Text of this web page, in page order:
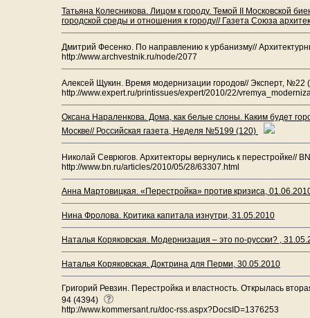
Татьяна Колесникова. Лицом к городу. Темой II Московской
городской среды и отношения к городу// Газета Союза
Дмитрий Фесенко. По направлению к урбанизму//
http://www.archvestnik.ru/node/2077
Алексей Щукин. Время модернизации городов// Эксперт, №22
http://www.expert.ru/printissues/expert/2010/22/
Оксана Нараленкова. Дома, как белые слоны. Каким будет
Москве// Российская газета, Неделя №5199 (120)
Николай Севрюгов. Архитекторы вернулись к перестройке//
http://www.bn.ru/articles/2010/05/28/63307.html
Анна Мартовицкая. «Перестройка» против кризиса,
Нина Фролова. Критика капитала изнутри, 31.05.2010
Наталья Коряковская. Модернизация – это по-русски? ,
Наталья Коряковская. Доктрина для Перми, 30.05.2010
Григорий Ревзин. Перестройка и властность. Открылась
94 (4394)
http://www.kommersant.ru/doc-rss.aspx?DocsID=1376253